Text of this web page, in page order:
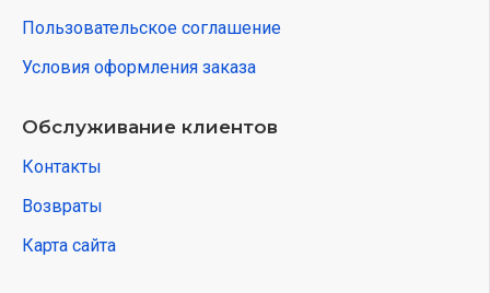
Пользовательское соглашение
Условия оформления заказа
Обслуживание клиентов
Контакты
Возвраты
Карта сайта